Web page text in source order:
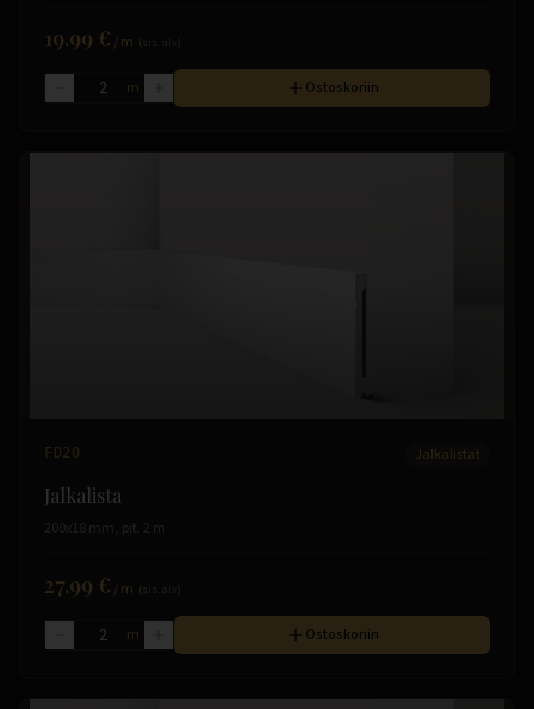
19.99 € /m
m Ostoskoriin
FD20 Jalkalistat
Jalkalista
200x18 mm, pit. 2 m
27.99 € /m
m Ostoskoriin